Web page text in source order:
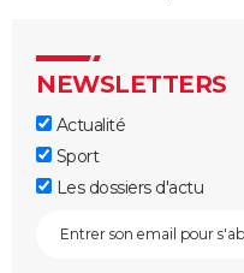
NEWSLETTERS
Actualité
Sport
Les dossiers d'actu